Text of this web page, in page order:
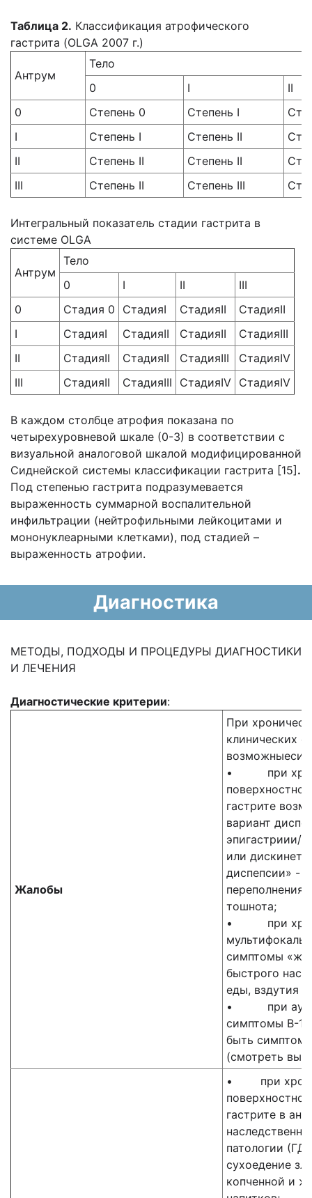
Таблица 2. Классификация атрофического
гастрита (OLGA 2007 г.)
Антрум
Тело
0
I
II
0
Степень 0 Степень I
I
Степень I Степень II
II
Степень II Степень II
III
Степень II Степень III
Интегральный показатель стадии гастрита в
системе OLGA
Антрум
Тело
0
I II
III
0
Стадия 0 СтадияI СтадияII
СтадияII
I
СтадияI СтадияII СтадияII
СтадияIII
II
СтадияII СтадияII СтадияIII
СтадияIV
III
СтадияII СтадияIII СтадияIV СтадияIV
В каждом столбце атрофия показана по
четырехуровневой шкале (0-3) в соответствии с
визуальной аналоговой шкалой модифицированной
Сиднейской системы классификации гастрита [15] .
Под степенью гастрита подразумевается
выраженность суммарной воспалительной
инфильтрации (нейтрофильными лейкоцитами и
мононуклеарными клетками), под стадией –
выраженность атрофии.
Диагностика
МЕТОДЫ, ПОДХОДЫ И ПРОЦЕДУРЫ ДИАГНОСТИКИ
И ЛЕЧЕНИЯ
Диагностические критерии:
Жалобы
При
клинических
• при
гастрите
вариант
эпигастриии/
или
диспепсии» -
переполнения
тошнота;
• при
симптомы
быстрого
еды, вздутия
• при
симптомы В-
быть
(смотреть
• при
гастрите в
патологии
сухоедение
копченной и